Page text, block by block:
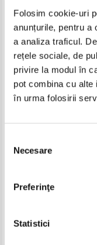
Folosim cookie-uri
anunțurile, pentru a
a analiza traficul.
rețele sociale, de
privire la modul în
pot combina cu
în urma folosirii
consimțământului
Necesare
Preferinţe
Statistici
Theophile Gautier -
despre arta
Pret:12,00Lei 4,80 Lei
Adaugă în coș